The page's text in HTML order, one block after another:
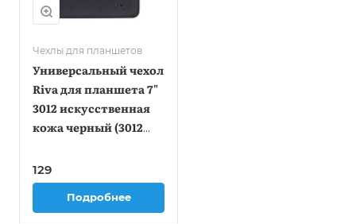
Чехлы для планшетов
Универсальный чехол
Riva для планшета 7"
3012 искусственная
кожа черный (3012
129
Подробнее